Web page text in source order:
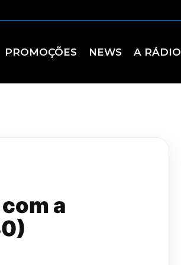
PROMOÇÕES NEWS A RÁDIO
a